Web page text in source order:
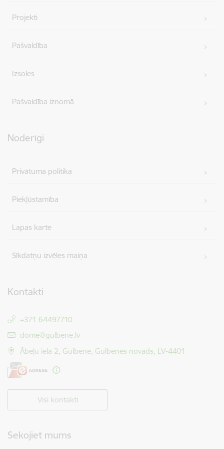
Projekti
Pašvaldība
Izsoles
Pašvaldība iznomā
Noderīgi
Privātuma politika
Piekļūstamība
Lapas karte
Sīkdatņu izvēles maiņa
Kontakti
+371 64497710
E-pasts:
dome@gulbene.lv
Ābeļu iela 2, Gulbene, Gulbenes novads, LV-4401
Visi kontakti
Sekojiet mums